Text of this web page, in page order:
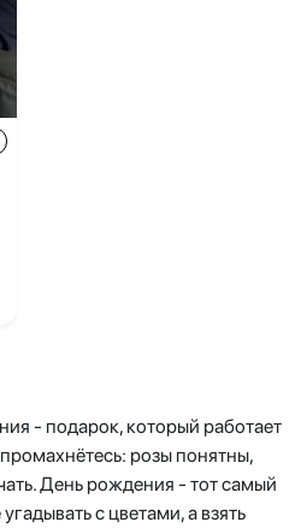
- подарок, который работает
розы понятны,
День рождения - тот самый
с цветами, а взять